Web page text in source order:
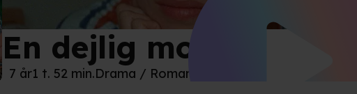
©Another World Entertainment
En dejlig morgen
7 år1 t. 52 min.Drama / Romantik